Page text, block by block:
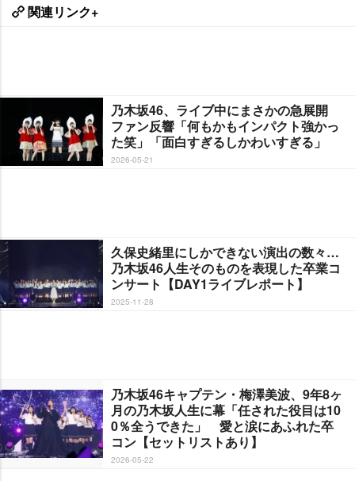
関連リンク+
乃木坂46、ライブ中にまさかの急展開
ファン反響「何もかもインパクト強かっ
た笑」「面白すぎるしかわいすぎる」
2026-05-21
久保史緒里にしかできない演出の数々…
乃木坂46人生そのものを表現した卒業コ
ンサート【DAY1ライブレポート】
2025-11-28
乃木坂46キャプテン・梅澤美波、9年8ヶ
月の乃木坂人生に幕「任された役目は10
0％全うできた」 愛と涙にあふれた卒
コン【セットリストあり】
2026-05-22